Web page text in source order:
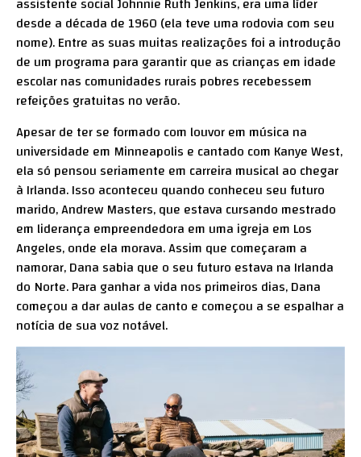
desde a década de 1960 (ela teve uma rodovia com seu
nome). Entre as suas muitas realizações foi a introdução
de um programa para garantir que as crianças em idade
escolar nas comunidades rurais pobres recebessem
refeições gratuitas no verão.
Apesar de ter se formado com louvor em música na
universidade em Minneapolis e cantado com Kanye West,
ela só pensou seriamente em carreira musical ao chegar
à Irlanda. Isso aconteceu quando conheceu seu futuro
marido, Andrew Masters, que estava cursando mestrado
em liderança empreendedora em uma igreja em Los
Angeles, onde ela morava. Assim que começaram a
namorar, Dana sabia que o seu futuro estava na Irlanda
do Norte. Para ganhar a vida nos primeiros dias, Dana
começou a dar aulas de canto e começou a se espalhar a
notícia de sua voz notável.